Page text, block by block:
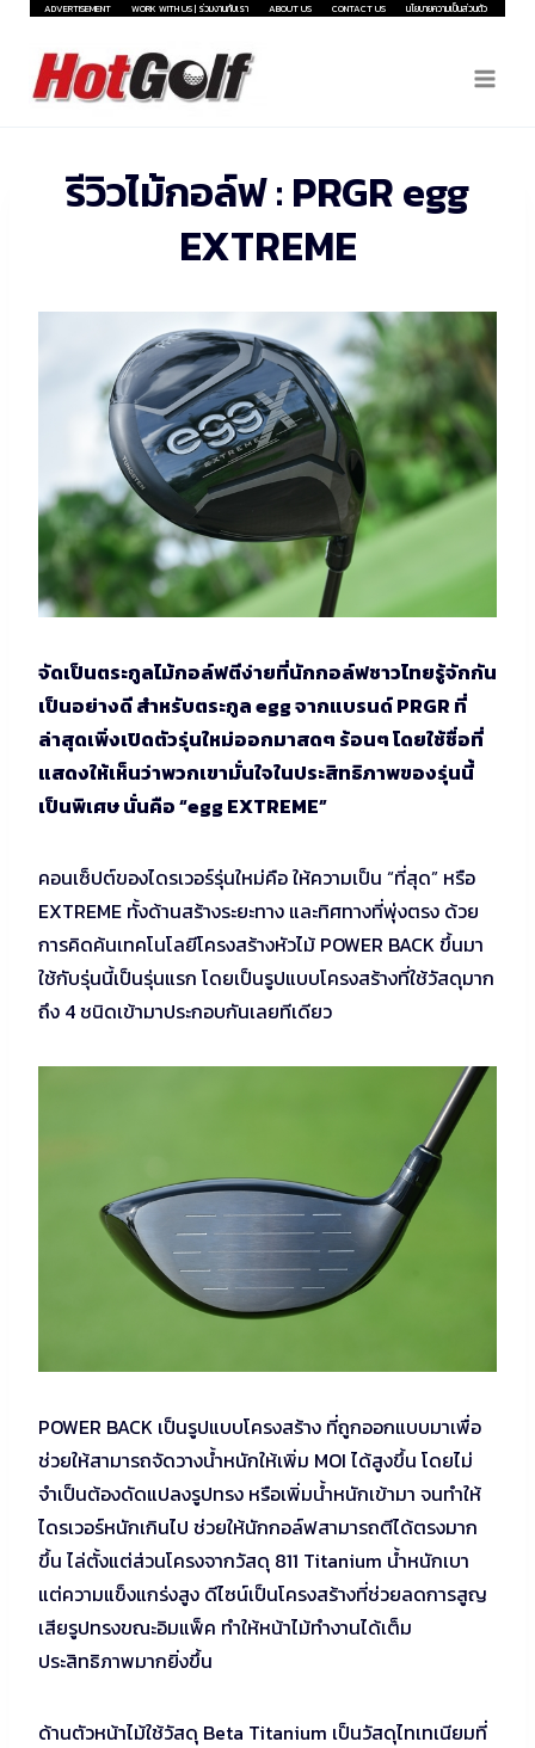
Skip
content
ADVERTISEMENT WORK WITH US | ร่วมงานกับเรา ABOUT US CONTACT US นโยบายความเป็นส่วนตัว
รีวิวไม้กอล์ฟ : PRGR egg
EXTREME
จัดเป็นตระกูลไม้กอล์ฟตีง่ายที่นักกอล์ฟชาวไทยรู้จักกัน
เป็นอย่างดี สำหรับตระกูล egg จากแบรนด์ PRGR ที่
ล่าสุดเพิ่งเปิดตัวรุ่นใหม่ออกมาสดๆ ร้อนๆ โดยใช้ชื่อที่
แสดงให้เห็นว่าพวกเขามั่นใจในประสิทธิภาพของรุ่นนี้
เป็นพิเศษ นั่นคือ “egg EXTREME”
คอนเซ็ปต์ของไดรเวอร์รุ่นใหม่คือ ให้ความเป็น “ที่สุด” หรือ
EXTREME ทั้งด้านสร้างระยะทาง และทิศทางที่พุ่งตรง ด้วย
การคิดค้นเทคโนโลยีโครงสร้างหัวไม้ POWER BACK ขึ้นมา
ใช้กับรุ่นนี้เป็นรุ่นแรก โดยเป็นรูปแบบโครงสร้างที่ใช้วัสดุมาก
ถึง 4 ชนิดเข้ามาประกอบกันเลยทีเดียว
POWER BACK เป็นรูปแบบโครงสร้าง ที่ถูกออกแบบมาเพื่อ
ช่วยให้สามารถจัดวางน้ำหนักให้เพิ่ม MOI ได้สูงขึ้น โดยไม่
จำเป็นต้องดัดแปลงรูปทรง หรือเพิ่มน้ำหนักเข้ามา จนทำให้
ไดรเวอร์หนักเกินไป ช่วยให้นักกอล์ฟสามารถตีได้ตรงมาก
ขึ้น ไล่ตั้งแต่ส่วนโครงจากวัสดุ 811 Titanium น้ำหนักเบา
แต่ความแข็งแกร่งสูง ดีไซน์เป็นโครงสร้างที่ช่วยลดการสูญ
เสียรูปทรงขณะอิมแพ็ค ทำให้หน้าไม้ทำงานได้เต็ม
ประสิทธิภาพมากยิ่งขึ้น
ด้านตัวหน้าไม้ใช้วัสดุ Beta Titanium เป็นวัสดุไทเทเนียมที่